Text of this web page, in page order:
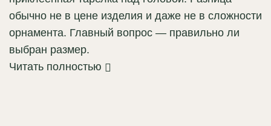
обычно не в цене изделия и даже не в сложности
орнамента. Главный вопрос — правильно ли
выбран размер.
Читать полностью